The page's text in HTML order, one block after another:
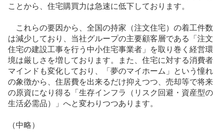
ことから、住宅購買力は急速に低下しております。
これらの要因から、全国の持家（注文住宅）の着工件数
は減少しており、当社グループの主要顧客層である「注文
住宅の建設工事を行う中小住宅事業者」を取り巻く経営環
境は厳しさを増しております。また、住宅に対する消費者
マインドも変化しており、「夢のマイホーム」という憧れ
の象徴から、住居費を出来るだけ抑えつつ、売却等で将来
の原資になり得る「生存インフラ
（リスク回避・資産型の
生活必需品）」へと変わりつつあります。
（中略）